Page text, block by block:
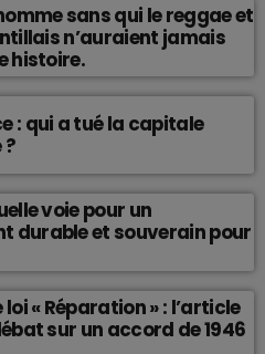
sans qui le reggae et
n’auraient jamais
histoire.
: qui a tué la capitale
voie pour un
durable et souverain pour
« Réparation » : l’article
sur un accord de 1946